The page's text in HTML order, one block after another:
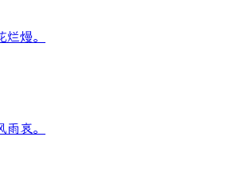
熳。
哀。